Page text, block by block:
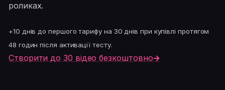
роликах.
+10 днів до першого тарифу на 30 днів при купівлі протягом
48 годин після активації тесту.
Створити до 30 відео безкоштовно→